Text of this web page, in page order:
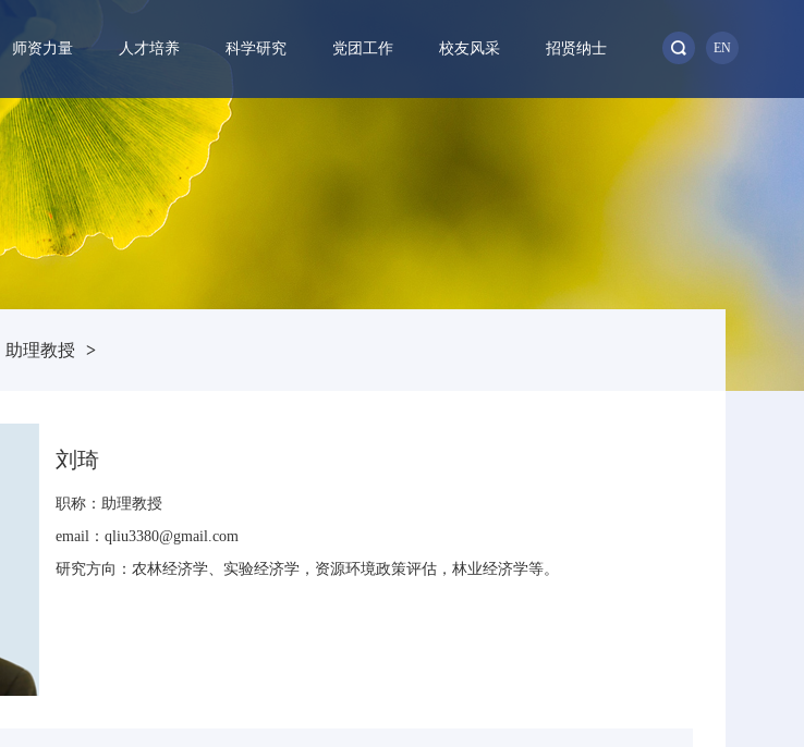
师资力量 人才培养 科学研究 党团工作 校友风采 招贤纳士 EN
助理教授 >
刘琦
职称：助理教授
email：qliu3380@gmail.com
研究方向：农林经济学、实验经济学，资源环境政策评估，林业经济学等。